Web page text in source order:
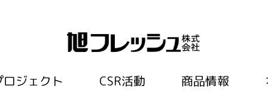
ロジェクト CSR活動 商品情報